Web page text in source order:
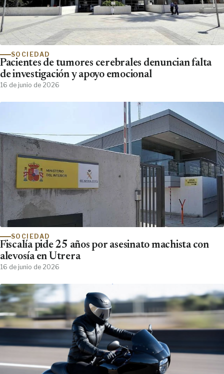
SOCIEDAD
Pacientes de tumores cerebrales denuncian falta
de investigación y apoyo emocional
16 de junio de 2026
SOCIEDAD
Fiscalía pide 25 años por asesinato machista con
alevosía en Utrera
16 de junio de 2026